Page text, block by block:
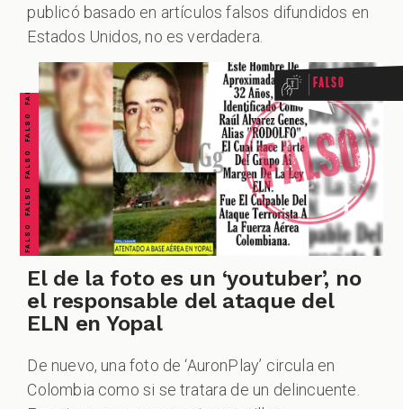
publicó basado en artículos falsos difundidos en
Estados Unidos, no es verdadera.
FALSO FALSO FALSO FALSO FALSO FALSO FALSO Falso
El de la foto es un ‘youtuber’, no
el responsable del ataque del
ELN en Yopal
De nuevo, una foto de ‘AuronPlay’ circula en
Colombia como si se tratara de un delincuente.